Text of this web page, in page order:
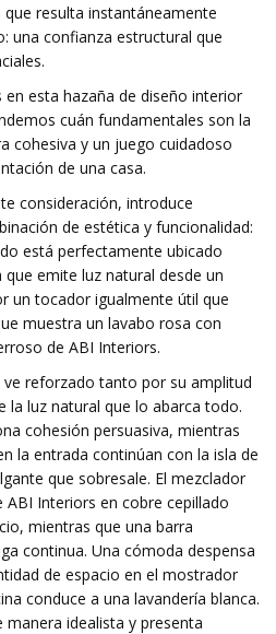
resulta instantáneamente
una confianza estructural que
esta hazaña de diseño interior
cuán fundamentales son la
cohesiva y un juego cuidadoso
de una casa.
consideración, introduce
de estética y funcionalidad:
está perfectamente ubicado
emite luz natural desde un
un tocador igualmente útil que
muestra un lavabo rosa con
de ABI Interiors.
reforzado tanto por su amplitud
la luz natural que lo abarca todo.
cohesión persuasiva, mientras
la entrada continúan con la isla de
que sobresale. El mezclador
ABI Interiors en cobre cepillado
mientras que una barra
continua. Una cómoda despensa
de espacio en el mostrador
conduce a una lavandería blanca.
manera idealista y presenta